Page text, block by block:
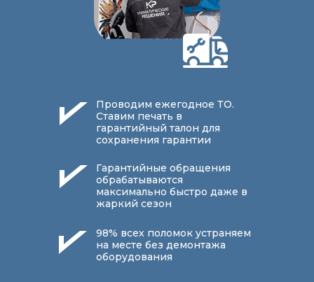
Проводим ежегодное ТО.
Ставим печать в
гарантийный талон для
сохранения гарантии
Гарантийные обращения
обрабатываются
максимально быстро даже в
жаркий сезон
98% всех поломок устраняем
на месте без демонтажа
оборудования